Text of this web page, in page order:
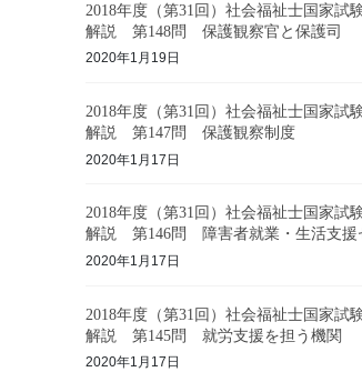
2018年度（第31回）社会福祉士国家試
解説 第148問 保護観察官と保護司
2020年1月19日
2018年度（第31回）社会福祉士国家試
解説 第147問 保護観察制度
2020年1月17日
2018年度（第31回）社会福祉士国家試
解説 第146問 障害者就業・生活支援
2020年1月17日
2018年度（第31回）社会福祉士国家試
解説 第145問 就労支援を担う機関
2020年1月17日